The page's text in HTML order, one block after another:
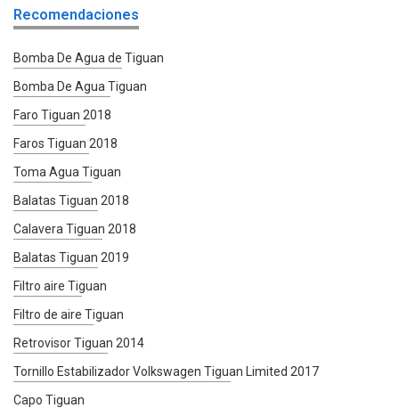
Recomendaciones
Bomba De Agua de Tiguan
Bomba De Agua Tiguan
Faro Tiguan 2018
Faros Tiguan 2018
Toma Agua Tiguan
Balatas Tiguan 2018
Calavera Tiguan 2018
Balatas Tiguan 2019
Filtro aire Tiguan
Filtro de aire Tiguan
Retrovisor Tiguan 2014
Tornillo Estabilizador Volkswagen Tiguan Limited 2017
Capo Tiguan